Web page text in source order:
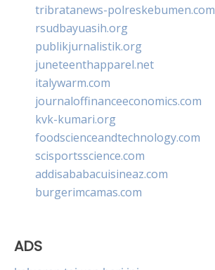
tribratanews-polreskebumen.com
rsudbayuasih.org
publikjurnalistik.org
juneteenthapparel.net
italywarm.com
journaloffinanceeconomics.com
kvk-kumari.org
foodscienceandtechnology.com
scisportsscience.com
addisababacuisineaz.com
burgerimcamas.com
ADS